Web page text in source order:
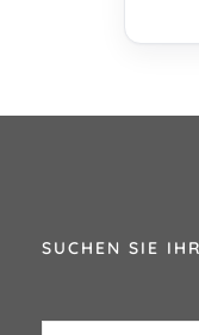
SUCHEN SIE